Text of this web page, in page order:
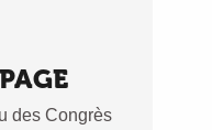
des Congrès